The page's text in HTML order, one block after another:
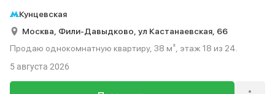
Кунцевская
Москва, Фили-Давыдково, ул Кастанаевская, 66
Продаю однокомнатную квартиру, 38 м², этаж 18 из 24.
5 августа 2026